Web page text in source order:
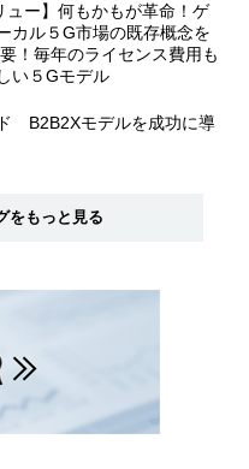
ュー】何もかもが革命！ゲ
カル５G市場の既存概念を
！毎年のライセンス費用も
い５Gモデル
B2B2Xモデルを成功に導
をもっと見る